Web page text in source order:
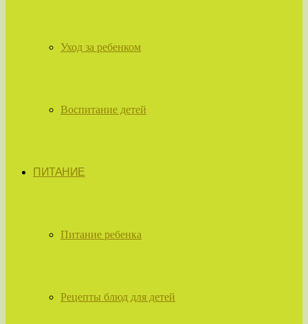
Уход за ребенком
Воспитание детей
ПИТАНИЕ
Питание ребенка
Рецепты блюд для детей